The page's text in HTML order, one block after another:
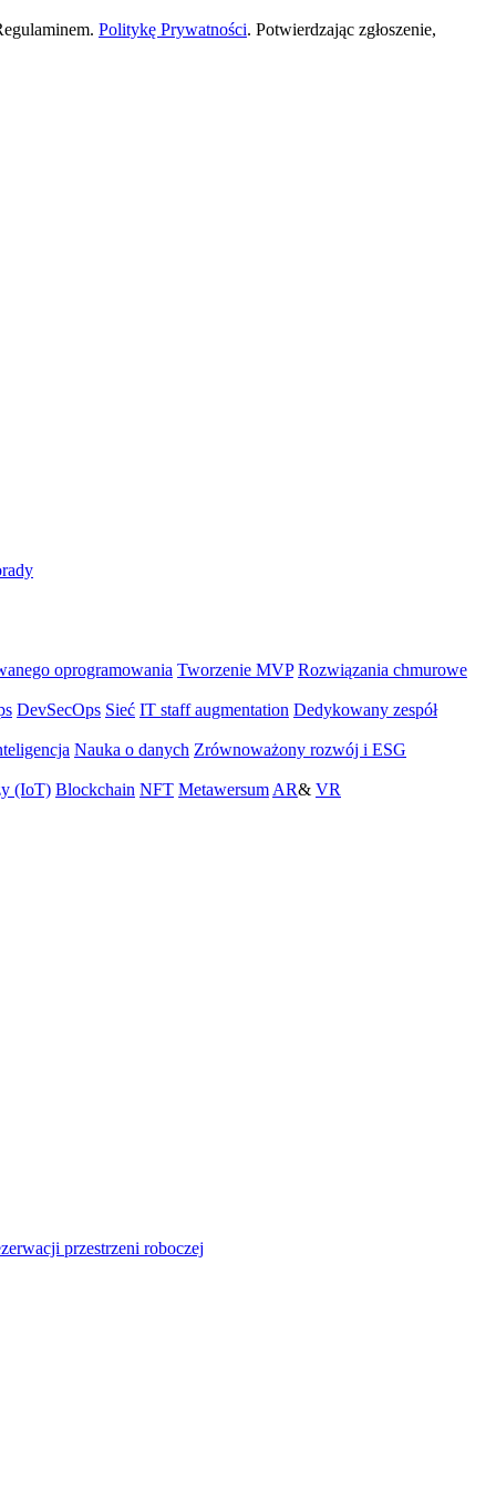
Politykę Prywatności. Potwierdzając zgłoszenie,
oprogramowania Tworzenie MVP Rozwiązania chmurowe
DevSecOps Sieć IT staff augmentation Dedykowany zespół
Nauka o danych Zrównoważony rozwój i ESG
(IoT) Blockchain NFT Metawersum AR& VR
przestrzeni roboczej